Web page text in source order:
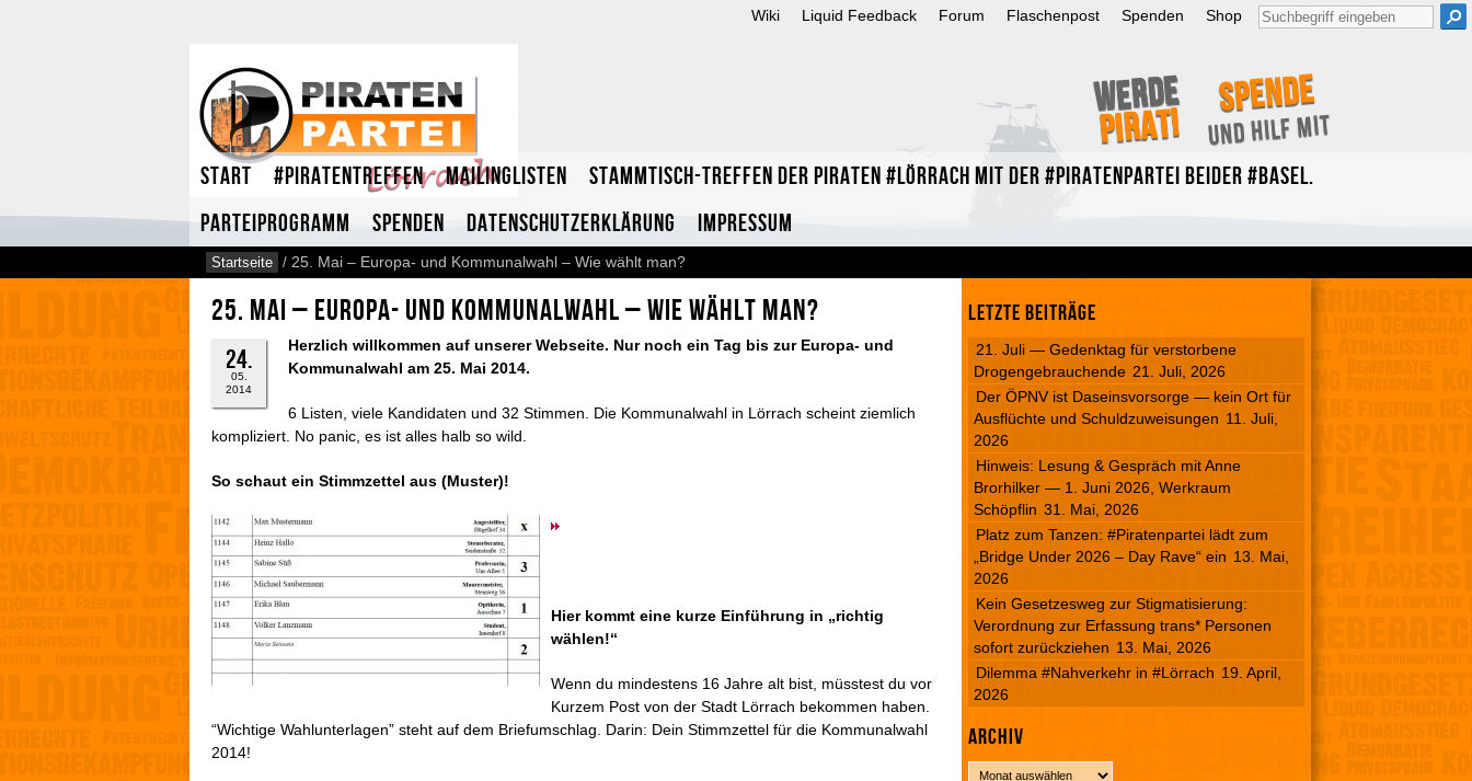
Wiki Liquid Feedback Forum Flaschenpost Spenden Shop
Suche
nach:
Start #Piratentreffen Mailinglisten
Stammtisch-Treffen der Piraten #Lörrach mit der #Piratenpartei beider #Basel.
Parteiprogramm
Spenden Datenschutzerklärung Impressum
Werde
Pirat!
Spende
und hilf mit
Startseite / 25. Mai – Europa- und Kommunalwahl – Wie wählt man?
25. Mai – Europa- und Kommunalwahl – Wie wählt man?
24.
05.
2014
Herzlich willkommen auf unserer Webseite. Nur noch ein Tag bis zur Europa- und
Kommunalwahl am 25. Mai 2014.
6 Listen, viele Kandidaten und 32 Stimmen. Die Kommunalwahl in Lörrach scheint ziemlich
kompliziert. No panic, es ist alles halb so wild.
So schaut ein Stimmzettel aus (Muster)!
Hier kommt eine kurze Einführung in „richtig
wählen!“
Wenn du mindestens 16 Jahre alt bist, müsstest du vor
Kurzem Post von der Stadt Lörrach bekommen haben.
“Wichtige Wahlunterlagen” steht auf dem Briefumschlag. Darin: Dein Stimmzettel für die Kommunalwahl
2014!
Letzte Beiträge
21. Juli — Gedenktag für verstorbene
Drogengebrauchende 21. Juli, 2026
Der ÖPNV ist Daseinsvorsorge — kein Ort für
Ausflüchte und Schuldzuweisungen 11. Juli,
2026
Hinweis: Lesung & Gespräch mit Anne
Brorhilker — 1. Juni 2026, Werkraum
Schöpflin 31. Mai, 2026
Platz zum Tanzen: #Piratenpartei lädt zum
„Bridge Under 2026 – Day Rave“ ein 13. Mai,
2026
Kein Gesetzesweg zur Stigmatisierung:
Verordnung zur Erfassung trans* Personen
sofort zurückziehen 13. Mai, 2026
Dilemma #Nahverkehr in #Lörrach 19. April,
2026
Archiv